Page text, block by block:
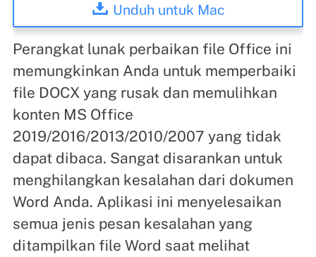
Unduh untuk Mac
Perangkat lunak perbaikan file Office ini
memungkinkan Anda untuk memperbaiki
file DOCX yang rusak dan memulihkan
konten MS Office
2019/2016/2013/2010/2007 yang tidak
dapat dibaca. Sangat disarankan untuk
menghilangkan kesalahan dari dokumen
Word Anda. Aplikasi ini menyelesaikan
semua jenis pesan kesalahan yang
ditampilkan file Word saat melihat